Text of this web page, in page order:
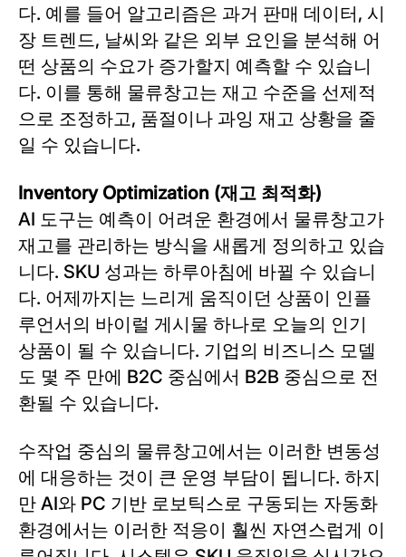
다. 예를 들어 알고리즘은 과거 판매 데이터, 시
장 트렌드, 날씨와 같은 외부 요인을 분석해 어
떤 상품의 수요가 증가할지 예측할 수 있습니
다. 이를 통해 물류창고는 재고 수준을 선제적
으로 조정하고, 품절이나 과잉 재고 상황을 줄
일 수 있습니다.
Inventory Optimization (재고 최적화)
AI 도구는 예측이 어려운 환경에서 물류창고가
재고를 관리하는 방식을 새롭게 정의하고 있습
니다. SKU 성과는 하루아침에 바뀔 수 있습니
다. 어제까지는 느리게 움직이던 상품이 인플
루언서의 바이럴 게시물 하나로 오늘의 인기
상품이 될 수 있습니다. 기업의 비즈니스 모델
도 몇 주 만에 B2C 중심에서 B2B 중심으로 전
환될 수 있습니다.
수작업 중심의 물류창고에서는 이러한 변동성
에 대응하는 것이 큰 운영 부담이 됩니다. 하지
만 AI와 PC 기반 로보틱스로 구동되는 자동화
환경에서는 이러한 적응이 훨씬 자연스럽게 이